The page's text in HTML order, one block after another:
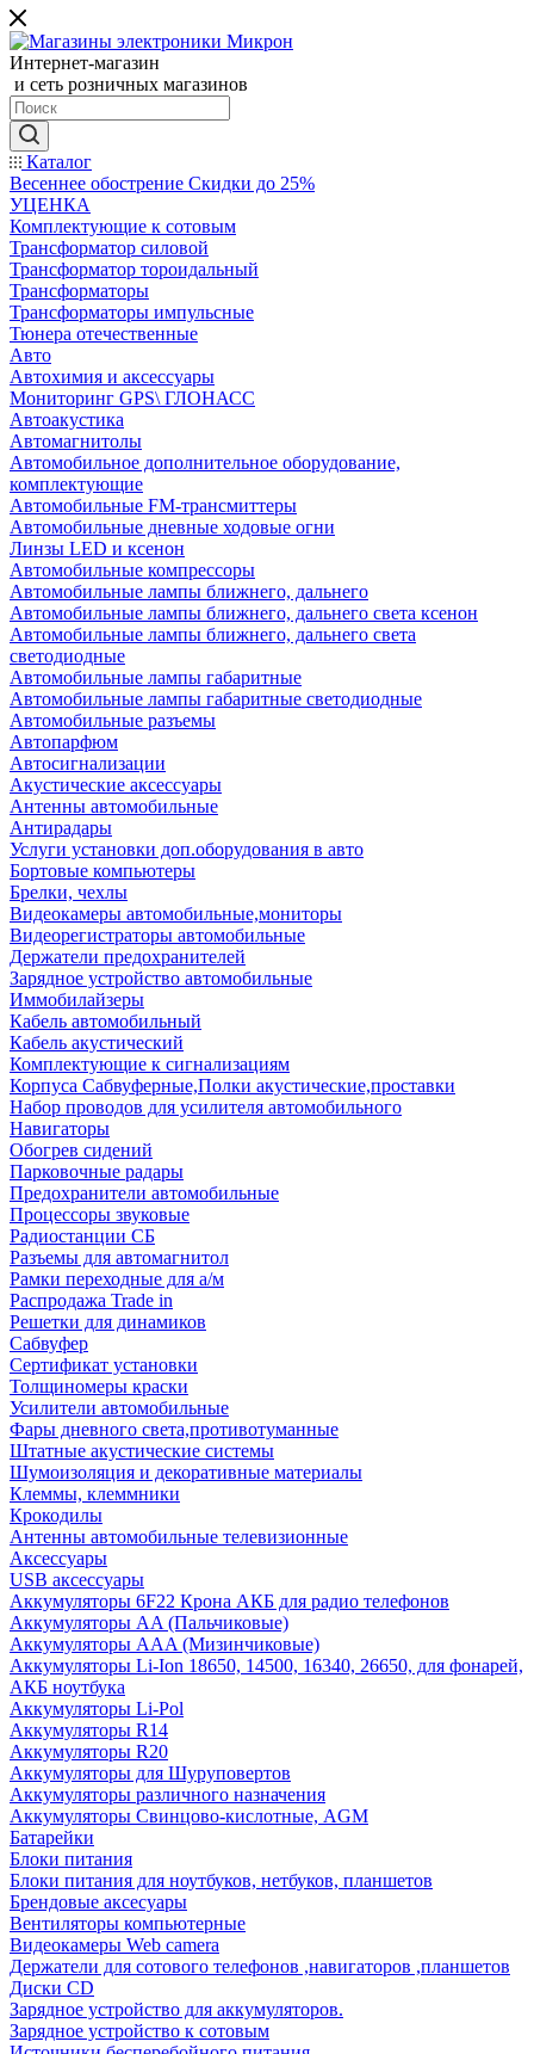
Интернет-магазин
и сеть розничных магазинов
Каталог
Весеннее обострение Скидки до 25%
УЦЕНКА
Комплектующие к сотовым
Трансформатор силовой
Трансформатор тороидальный
Трансформаторы
Трансформаторы импульсные
Тюнера отечественные
Авто
Автохимия и аксессуары
Мониторинг GPS\ ГЛОНАСС
Автоакустика
Автомагнитолы
Автомобильное дополнительное оборудование,
комплектующие
Автомобильные FM-трансмиттеры
Автомобильные дневные ходовые огни
Линзы LED и ксенон
Автомобильные компрессоры
Автомобильные лампы ближнего, дальнего
Автомобильные лампы ближнего, дальнего света ксенон
Автомобильные лампы ближнего, дальнего света
светодиодные
Автомобильные лампы габаритные
Автомобильные лампы габаритные светодиодные
Автомобильные разъемы
Автопарфюм
Автосигнализации
Акустические аксессуары
Антенны автомобильные
Антирадары
Услуги установки доп.оборудования в авто
Бортовые компьютеры
Брелки, чехлы
Видеокамеры автомобильные,мониторы
Видеорегистраторы автомобильные
Держатели предохранителей
Зарядное устройство автомобильные
Иммобилайзеры
Кабель автомобильный
Кабель акустический
Комплектующие к сигнализациям
Корпуса Сабвуферные,Полки акустические,проставки
Набор проводов для усилителя автомобильного
Навигаторы
Обогрев сидений
Парковочные радары
Предохранители автомобильные
Процессоры звуковые
Радиостанции СБ
Разъемы для автомагнитол
Рамки переходные для а/м
Распродажа Trade in
Решетки для динамиков
Сабвуфер
Сертификат установки
Толщиномеры краски
Усилители автомобильные
Фары дневного света,противотуманные
Штатные акустические системы
Шумоизоляция и декоративные материалы
Клеммы, клеммники
Крокодилы
Антенны автомобильные телевизионные
Аксессуары
USB аксессуары
Аккумуляторы 6F22 Крона АКБ для радио телефонов
Аккумуляторы AA (Пальчиковые)
Аккумуляторы AAA (Мизинчиковые)
Аккумуляторы Li-Ion 18650, 14500, 16340, 26650, для фонарей,
АКБ ноутбука
Аккумуляторы Li-Pol
Аккумуляторы R14
Аккумуляторы R20
Аккумуляторы для Шуруповертов
Аккумуляторы различного назначения
Аккумуляторы Свинцово-кислотные, AGM
Батарейки
Блоки питания
Блоки питания для ноутбуков, нетбуков, планшетов
Брендовые аксесуары
Вентиляторы компьютерные
Видеокамеры Web camera
Держатели для сотового телефонов ,навигаторов ,планшетов
Диски CD
Зарядное устройство для аккумуляторов.
Зарядное устройство к сотовым